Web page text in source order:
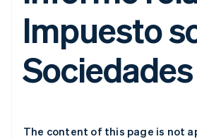
Impuesto
Sociedades
The content of this page is not
Kanada
EnglishFrançais
Kroatien
EnglishItaliano
Lettland
Deutsch English